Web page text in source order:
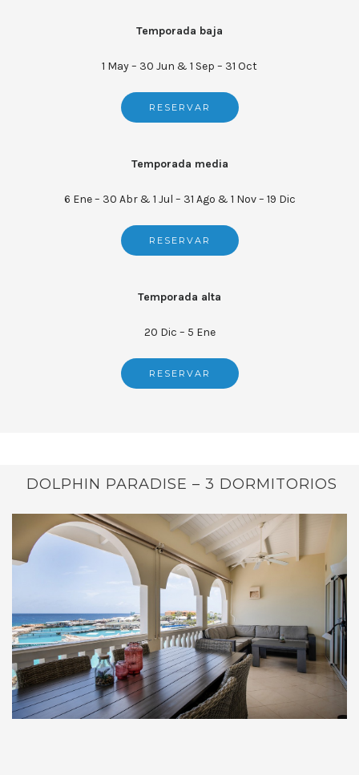
Temporada baja
1 May – 30 Jun & 1 Sep – 31 Oct
RESERVAR
Temporada media
6 Ene – 30 Abr & 1 Jul – 31 Ago & 1 Nov – 19 Dic
RESERVAR
Temporada alta
20 Dic – 5 Ene
RESERVAR
DOLPHIN PARADISE – 3 DORMITORIOS